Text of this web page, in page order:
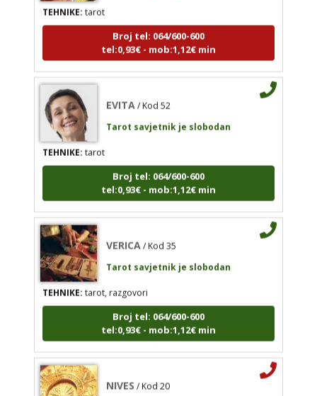
MIRA/ Kod 72
Tarot savjetnik je zauzet
TEHNIKE:tarot
Broj tel: 064/600-600
EVITA
/ Kod 52
TEHNIKE:tarot
Broj tel: 064/600-600
tel:0,93€ - mob:1,12€ min
VERICA/ Kod 35
Tarot savjetnik je slobodan
TEHNIKE:tarot, razgovori
tel:0,93€ - mob:1,12€ min
EVITA
Tarot savjetnik je slobodan
TEHNIKE:tarot
tel:0,93€ - mob:1,12€ min
VERICA
Tarot savjetnik je slobodan
TEHNIKE:tarot, razgovori
Broj tel: 064/600-600
tel:0,93€ - mob:1,12€ min
NIVES
Tarot savjetnik je zauzet